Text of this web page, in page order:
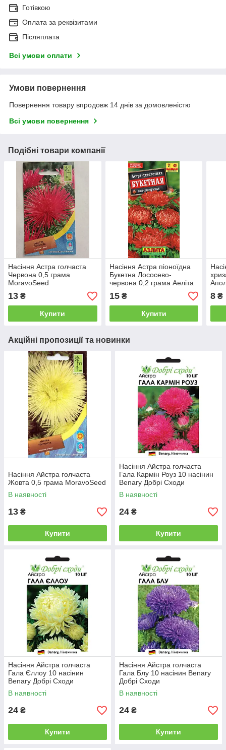
Готівкою
Оплата за реквізитами
Післяплата
Всі умови оплати
Умови повернення
Повернення товару впродовж 14 днів за домовленістю
Всі умови повернення
Подібні товари компанії
Насіння Астра голчаста
Червона 0,5 грама
MoravoSeed
13 ₴
Купити
Насіння Астра піоноїдна
Букетна Лососево-
червона 0,2 грама Аеліта
15₴
Купити
8 ₴
Акційні пропозиції та новинки
Насіння Айстра голчаста
Жовта 0,5 грама MoravoSeed
В наявності
13 ₴
Купити
Насіння Айстра голчаста
Гала Кармін Роуз 10 насінин
Benary Добрі Сходи
В наявності
24 ₴
Купити
Насіння Айстра голчаста
Гала Єллоу 10 насінин
Benary Добрі Сходи
В наявності
24 ₴
Купити
Насіння Айстра голчаста
Гала Блу 10 насінин Benary
Добрі Сходи
В наявності
24 ₴
Купити